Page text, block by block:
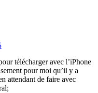
télécharger avec l’iPhone
pour moi qu’il y a
attendant de faire avec